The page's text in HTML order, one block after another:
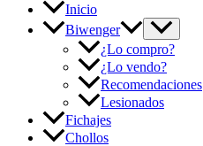
Inicio
Biwenger
¿Lo compro?
¿Lo vendo?
Recomendaciones
Lesionados
Fichajes
Chollos